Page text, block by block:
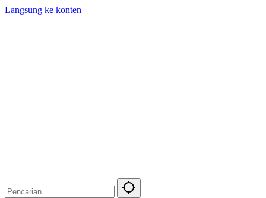
Langsung ke konten